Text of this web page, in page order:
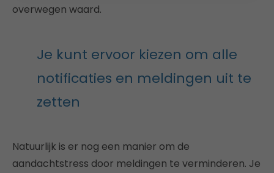
overwegen waard.
Je kunt ervoor kiezen om alle
notificaties en meldingen uit te
zetten
Natuurlijk is er nog een manier om de
aandachtstress door meldingen te verminderen. Je